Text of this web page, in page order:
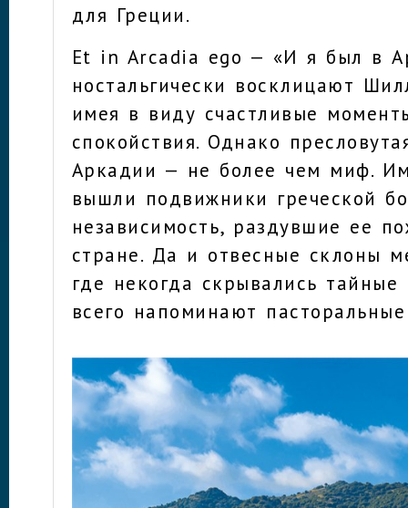
для Греции.
Et in Arcadia ego — «И я был в
ностальгически восклицают
имея в виду счастливые
спокойствия. Однако
Аркадии — не более чем миф.
вышли подвижники греческой
независимость, раздувшие ее
стране. Да и отвесные склоны
где некогда скрывались
всего напоминают